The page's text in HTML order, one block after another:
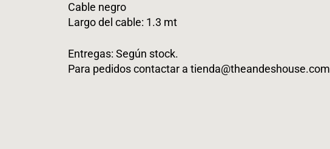
Cable negro
Largo del cable: 1.3 mt
Entregas: Según stock.
Para pedidos contactar a tienda@theandeshouse.com